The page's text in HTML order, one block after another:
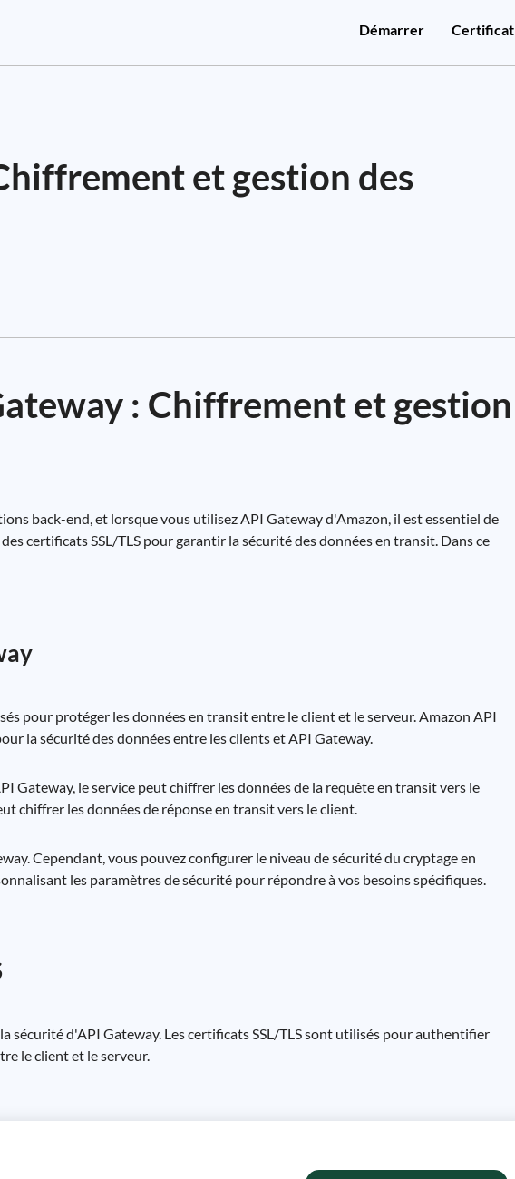
Démarrer Certificat
et gestion des
: Chiffrement et gestion
back-end, et lorsque vous utilisez API Gateway d'Amazon, il est essentiel de
certificats SSL/TLS pour garantir la sécurité des données en transit. Dans ce
pour protéger les données en transit entre le client et le serveur. Amazon API
la sécurité des données entre les clients et API Gateway.
Gateway, le service peut chiffrer les données de la requête en transit vers le
chiffrer les données de réponse en transit vers le client.
Cependant, vous pouvez configurer le niveau de sécurité du cryptage en
les paramètres de sécurité pour répondre à vos besoins spécifiques.
sécurité d'API Gateway. Les certificats SSL/TLS sont utilisés pour authentifier
le client et le serveur.